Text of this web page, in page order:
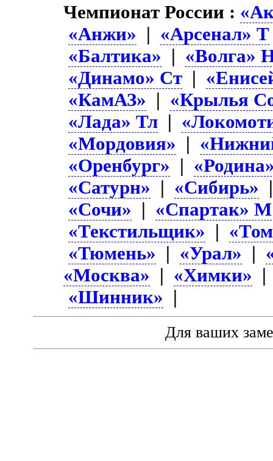
Чемпионат России :
«Анжи» | «Арсенал» Т
«Балтика» | «Волга»
«Динамо» Ст |
«КамАЗ» | «Крылья
«Лада» Тл |
«Мордовия» |
«Оренбург» |
«Сатурн» | «Сибирь»
«Сочи» | «Спартак» М
«Текстильщик» |
«Тюмень» | «Урал» |
«Москва» | «Химки»
«Шинник» |
Для ваших